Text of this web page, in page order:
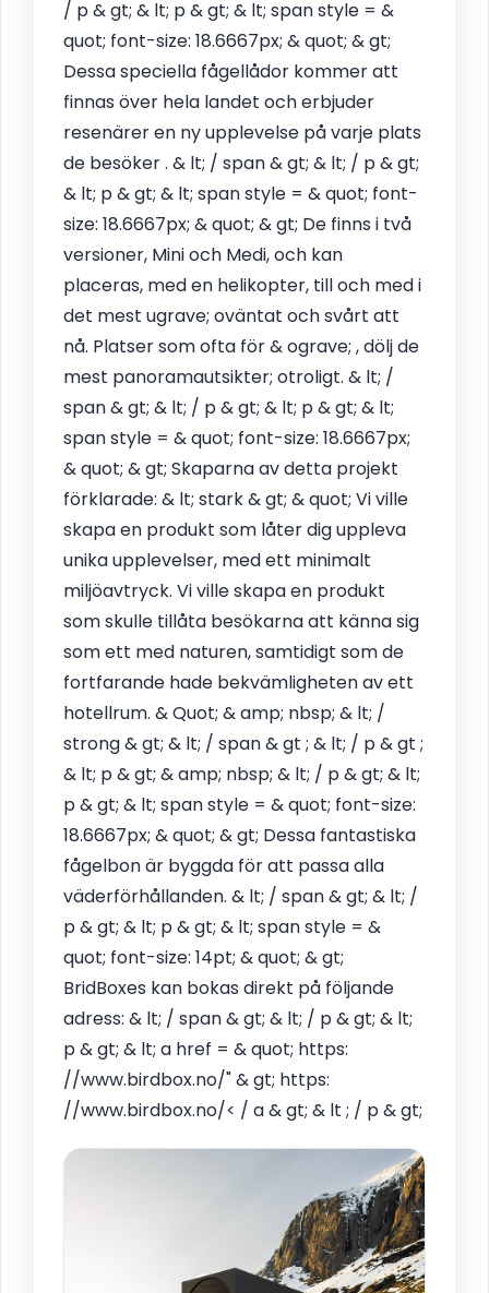
/ p & gt; & lt; p & gt; & lt; span style = &
quot; font-size: 18.6667px; & quot; & gt;
Dessa speciella fågellådor kommer att
finnas över hela landet och erbjuder
resenärer en ny upplevelse på varje plats
de besöker . & lt; / span & gt; & lt; / p & gt;
& lt; p & gt; & lt; span style = & quot; font-
size: 18.6667px; & quot; & gt; De finns i två
versioner, Mini och Medi, och kan
placeras, med en helikopter, till och med i
det mest ugrave; oväntat och svårt att
nå. Platser som ofta för & ograve; , dölj de
mest panoramautsikter; otroligt. & lt; /
span & gt; & lt; / p & gt; & lt; p & gt; & lt;
span style = & quot; font-size: 18.6667px;
& quot; & gt; Skaparna av detta projekt
förklarade: & lt; stark & gt; & quot; Vi ville
skapa en produkt som låter dig uppleva
unika upplevelser, med ett minimalt
miljöavtryck. Vi ville skapa en produkt
som skulle tillåta besökarna att känna sig
som ett med naturen, samtidigt som de
fortfarande hade bekvämligheten av ett
hotellrum. & Quot; & amp; nbsp; & lt; /
strong & gt; & lt; / span & gt ; & lt; / p & gt ;
& lt; p & gt; & amp; nbsp; & lt; / p & gt; & lt;
p & gt; & lt; span style = & quot; font-size:
18.6667px; & quot; & gt; Dessa fantastiska
fågelbon är byggda för att passa alla
väderförhållanden. & lt; / span & gt; & lt; /
p & gt; & lt; p & gt; & lt; span style = &
quot; font-size: 14pt; & quot; & gt;
BridBoxes kan bokas direkt på följande
adress: & lt; / span & gt; & lt; / p & gt; & lt;
p & gt; & lt; a href = & quot; https:
//www.birdbox.no/" & gt; https:
//www.birdbox.no/< / a & gt; & lt ; / p & gt;